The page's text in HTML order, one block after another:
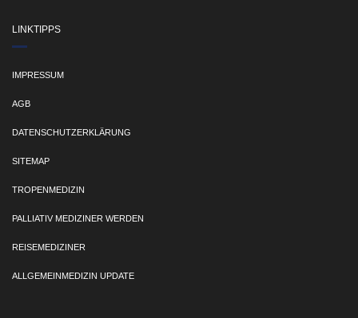
LINKTIPPS
IMPRESSUM
AGB
DATENSCHUTZERKLÄRUNG
SITEMAP
TROPENMEDIZIN
PALLIATIV MEDIZINER WERDEN
REISEMEDIZINER
ALLGEMEINMEDIZIN UPDATE